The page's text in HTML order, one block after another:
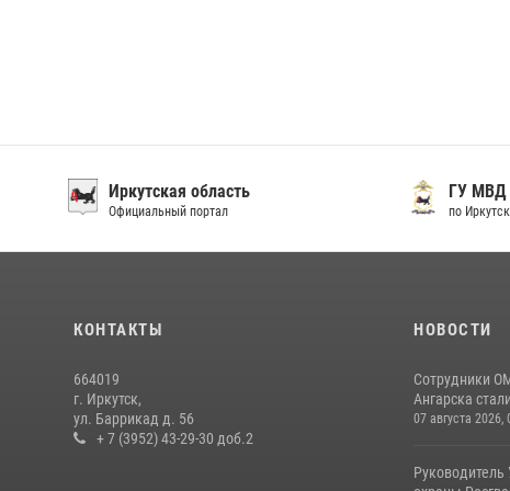
Иркутская область
Официальный портал
ГУ МВД
по
КОНТАКТЫ
664019
г. Иркутск,
ул. Баррикад д. 56
+ 7 (3952) 43-29-30 доб.2
НОВОСТИ
Сотрудники
Ангарска
07 августа 2026,